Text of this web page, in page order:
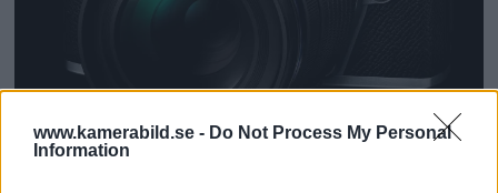
www.kamerabild.se - Do Not Process My Personal
Information